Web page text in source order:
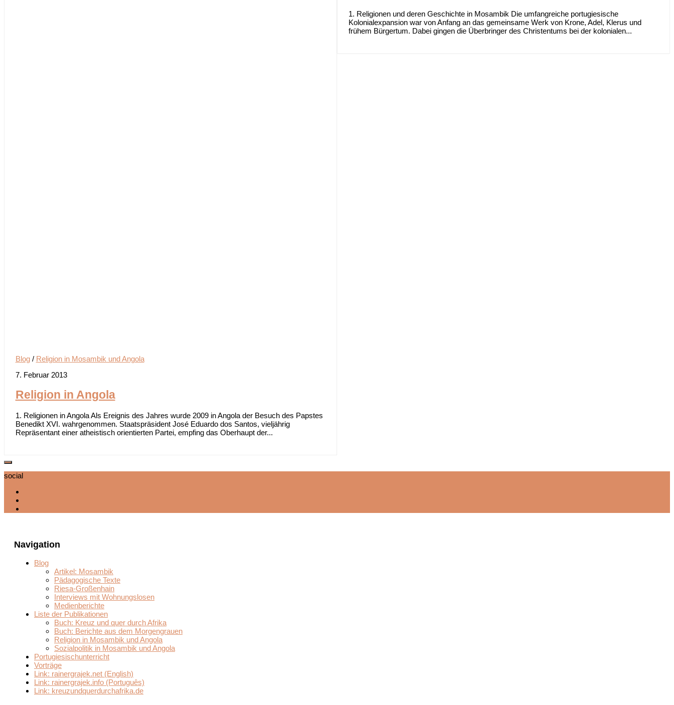
Blog/ Religion in Mosambik und Angola
7. Februar 2013
Religion in Angola
1. Religionen in Angola Als Ereignis des Jahres wurde 2009 in Angola der Besuch des Papstes
Benedikt XVI. wahrgenommen. Staatspräsident José Eduardo dos Santos, vieljährig
Repräsentant einer atheistisch orientierten Partei, empfing das Oberhaupt der...
1. Religionen und deren Geschichte in Mosambik Die umfangreiche portugiesische
Kolonialexpansion war von Anfang an das gemeinsame Werk von Krone, Adel, Klerus und
frühem Bürgertum. Dabei gingen die Überbringer des Christentums bei der kolonialen...
social
Navigation
Blog
Artikel: Mosambik
Pädagogische Texte
Riesa-Großenhain
Interviews mit Wohnungslosen
Medienberichte
Liste der Publikationen
Buch: Kreuz und quer durch Afrika
Buch: Berichte aus dem Morgengrauen
Religion in Mosambik und Angola
Sozialpolitik in Mosambik und Angola
Portugiesischunterricht
Vorträge
Link: rainergrajek.net (English)
Link: rainergrajek.info (Português)
Link: kreuzundquerdurchafrika.de